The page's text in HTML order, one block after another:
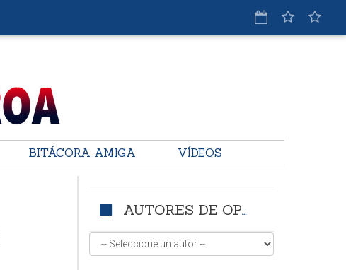
BITÁCORA AMIGA VÍDEOS
AUTORES DE OPINIÓN